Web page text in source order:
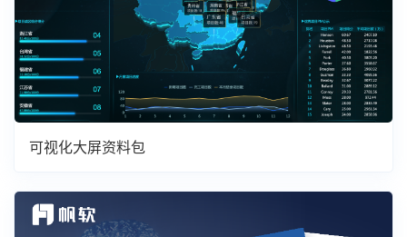
可视化大屏资料包